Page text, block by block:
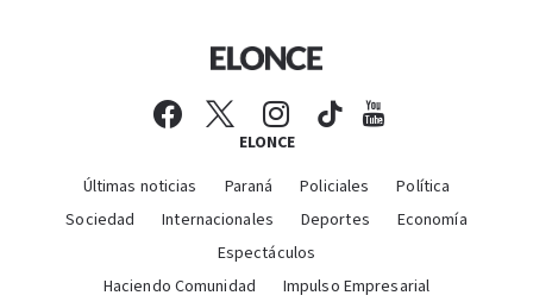
ELONCE
Últimas noticias Paraná Policiales
Política
Sociedad
Internacionales Deportes
Economía
Espectáculos
Haciendo Comunidad
Impulso Empresarial